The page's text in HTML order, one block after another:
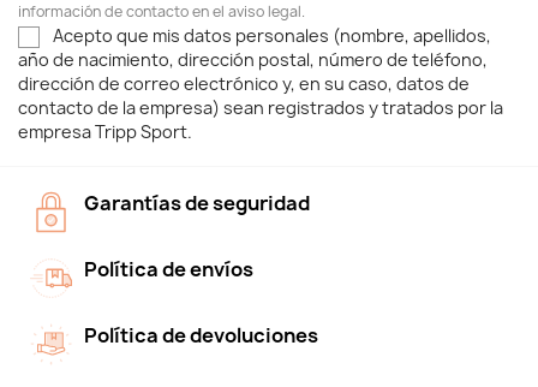
información de contacto en el aviso legal.
Acepto que mis datos personales (nombre, apellidos,
año de nacimiento, dirección postal, número de teléfono,
dirección de correo electrónico y, en su caso, datos de
contacto de la empresa) sean registrados y tratados por la
empresa Tripp Sport.
Garantías de seguridad
Política de envíos
Política de devoluciones